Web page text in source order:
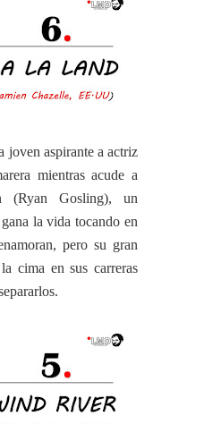
joven aspirante a actriz
mientras acude a
(Ryan Gosling), un
la vida tocando en
pero su gran
cima en sus carreras